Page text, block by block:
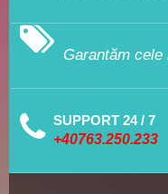
Garantăm
SUPPORT 24 / 7
+40763.250.233